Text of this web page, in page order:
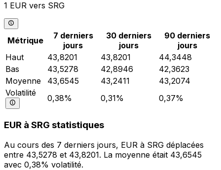
1 EUR vers SRG
Métrique
7 derniers
jours
30 derniers
jours
90 derniers
jours
Haut
43,8201 43,8201
44,3448
Bas
43,5278 42,8946
42,3623
Moyenne
43,6545 43,2411
43,2074
Volatilité
0,38% 0,31% 0,37%
EUR à SRG statistiques
Au cours des 7 derniers jours, EUR à SRG déplacées
entre 43,5278 et 43,8201. La moyenne était 43,6545
avec 0,38% volatilité.